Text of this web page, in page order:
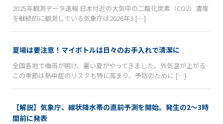
2025年観測データ速報 日本付近の大気中の二酸化炭素（CO2）濃度
を継続的に観測している気象庁は2026年3 […]
夏場は要注意！マイボトルは日々のお手入れで清潔に
全国各地で梅雨が明け、暑い夏がやってきました。外気温が上がる
この季節は熱中症のリスクも特に高まり、予防のために […]
【解説】気象庁、線状降水帯の直前予測を開始。発生の2〜3時
間前に発表